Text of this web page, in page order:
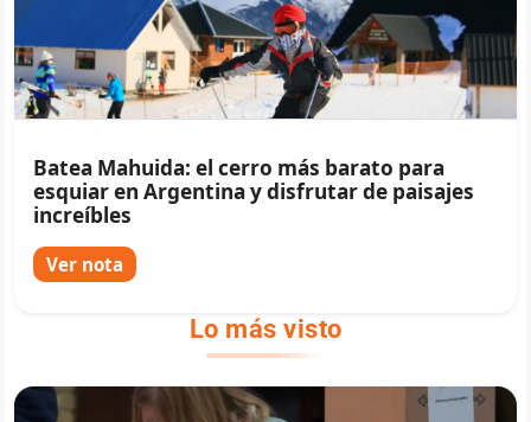
Batea Mahuida: el cerro más barato para
esquiar en Argentina y disfrutar de paisajes
increíbles
Ver nota
Lo más visto